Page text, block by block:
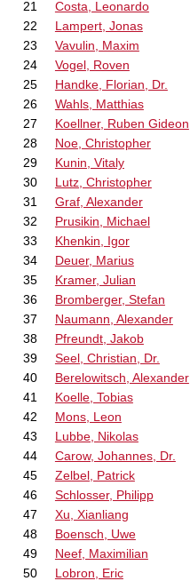
21
Costa, Leonardo
22
Lampert, Jonas
23
Vavulin, Maxim
24
Vogel, Roven
25
Handke, Florian, Dr.
26
Wahls, Matthias
27
Koellner, Ruben Gideon
28
Noe, Christopher
29
Kunin, Vitaly
30
Lutz, Christopher
31
Graf, Alexander
32
Prusikin, Michael
33
Khenkin, Igor
34
Deuer, Marius
35
Kramer, Julian
36
Bromberger, Stefan
37
Naumann, Alexander
38
Pfreundt, Jakob
39
Seel, Christian, Dr.
40
Berelowitsch, Alexander
41
Koelle, Tobias
42
Mons, Leon
43
Lubbe, Nikolas
44
Carow, Johannes, Dr.
45
Zelbel, Patrick
46
Schlosser, Philipp
47
Xu, Xianliang
48
Boensch, Uwe
49
Neef, Maximilian
50
Lobron, Eric